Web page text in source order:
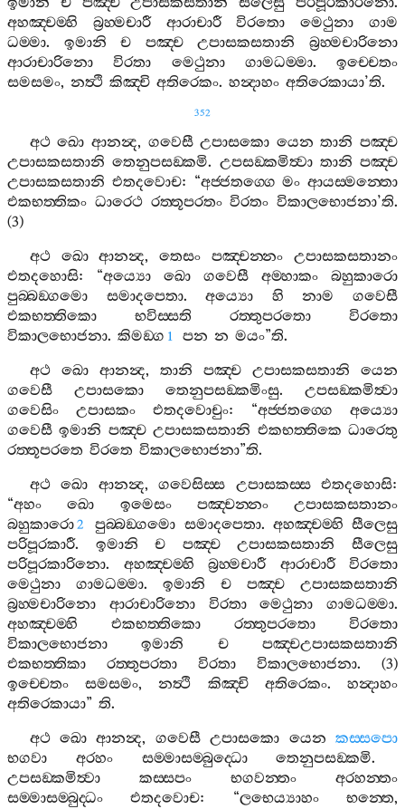
අහඤ‍්චම‍්හි
බ්‍රහ‍්මචාරී ආරාචාරී විරතො මෙථුනා
ගාම
ධම‍්මා. ඉමානි ච පඤ‍්ච උපාසකසතානි
බ්‍රහ‍්මචාරිනො
ආරාචාරිනො
විරතා මෙථුනා ගාමධම‍්මා. ඉච‍්චෙතං
සමසමං, නත්‍ථි කිඤ‍්චි අතිරෙකං. හන්‍දාහං අතිරෙකායා’ති.
352
අථ ඛො ආනන්‍ද, ගවෙසී උපාසකො යෙන තානි පඤ‍්ච
උපාසකසතානි තෙනුපසඞ‍්කමි. උපසඞ‍්කමිත්‍වා තානි පඤ‍්ච
උපාසකසතානි එතදවොච: “අජ‍්ජතග‍්ගෙ මං ආයස‍්මන‍්තො
එකභත‍්තිකං ධාරෙථ රත‍්තූපරතං විරතං විකාලභොජනා’ති.
(3)
අථ
ඛො ආනන්‍ද,තෙසං පඤ‍්චන‍්නං
උපාසකසතානං
එතදහොසි: “අය්‍යො ඛො ගවෙසී අම‍්හාකං
බහුකාරො
පුබ‍්බඞ‍්ගමො
සමාදපෙතා.අය්‍යො හි නාම
ගවෙසී
එකභත‍්තිකො
භවිස‍්සති රත‍්තුපරතො
විරතො
විකාලභොජනා. කිමඞ‍්ග 1 පන න මයං”ති.
අථ
ඛො ආනන්‍ද, තානි පඤ‍්ච උපාසකසතානි
යෙන
ගවෙසී
උපාසකො තෙනුපසඞ‍්කමිංසු. උපසඞ‍්කමිත්‍වා
ගවෙසිං
උපාසකං එතදවොචුං: “අජ‍්ජතග‍්ගෙ
අය්‍යො
ගවෙසී ඉමානි පඤ‍්ච උපාසකසතානි එකභත‍්තිකෙ ධාරෙතු
රත‍්තූපරතෙ විරතෙ විකාලභොජනා”ති.
අථ
ඛො ආනන්‍ද,ගවෙසිස‍්ස උපාසකස‍්ස එතදහොසි:
“අහං ඛො ඉමෙසං පඤ‍්චන‍්නං
උපාසකසතානං
බහුකාරො2 පුබ‍්බඞ‍්ගමො සමාදපෙතා. අහඤ‍්චම‍්හි සීලෙසු
පරිපූරකාරී. ඉමානි ච පඤ‍්ච උපාසකසතානි
සීලෙසු
පරිපූරකාරිනො. අහඤ‍්චම‍්හි බ්‍රහ‍්මචාරී ආරාචාරී
විරතො
මෙථුනා
ගාමධම‍්මා. ඉමානි ච පඤ‍්ච
උපාසකසතානි
බ්‍රහ‍්මචාරිනො
ආරාචාරිනො විරතා මෙථුනා ගාමධම‍්මා.
අහඤ‍්චම‍්හි
එකභත‍්තිකො රත‍්තුපරතො
විරතො
විකාලභොජනා
ඉමානි ච
පඤ‍්චඋපාසකසතානි
එකභත‍්තිකා
රත‍්තුපරතා විරතා විකාලභොජනා. (3)
ඉච‍්චෙතං
සමසමං,නත්‍ථි කිඤ‍්චි අතිරෙකං.හන්‍දාහං
අතිරෙකායා” ති.
අථ ඛො ආනන්‍ද, ගවෙසී උපාසකො යෙන කස‍්සපො
භගවා
අරහං සම‍්මාසම‍්බුද‍්ධො තෙනුපසඞ‍්කමි.
උපසඞ‍්කමිත්‍වා
කස‍්සපං භගවන‍්තං
අරහන‍්තං
සම‍්මාසම‍්බුද‍්ධං
එතදවොච: “ලභෙය්‍යාහං භන‍්තෙ,